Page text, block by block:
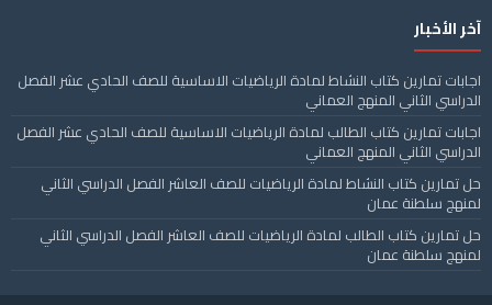
آخر الأخبار
اجابات تمارين كتاب النشاط لمادة الرياضيات الاساسية للصف الحادي عشر الفصل
الدراسي الثاني المنهج العماني
اجابات تمارين كتاب الطالب لمادة الرياضيات الاساسية للصف الحادي عشر الفصل
الدراسي الثاني المنهج العماني
حل تمارين كتاب النشاط لمادة الرياضيات للصف العاشر الفصل الدراسي الثاني
لمنهج سلطنة عمان
حل تمارين كتاب الطالب لمادة الرياضيات للصف العاشر الفصل الدراسي الثاني
لمنهج سلطنة عمان